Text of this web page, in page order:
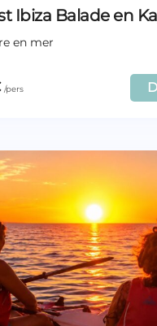
Ibiza Balade en
en mer